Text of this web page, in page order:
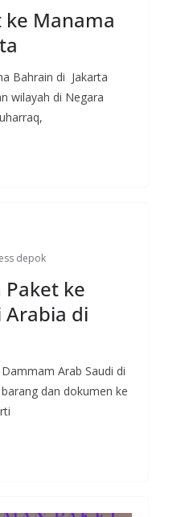
ke Manama
Bahrain di Jakarta
wilayah di Negara
depok
Paket ke
Arabia di
Arab Saudi di
dan dokumen ke